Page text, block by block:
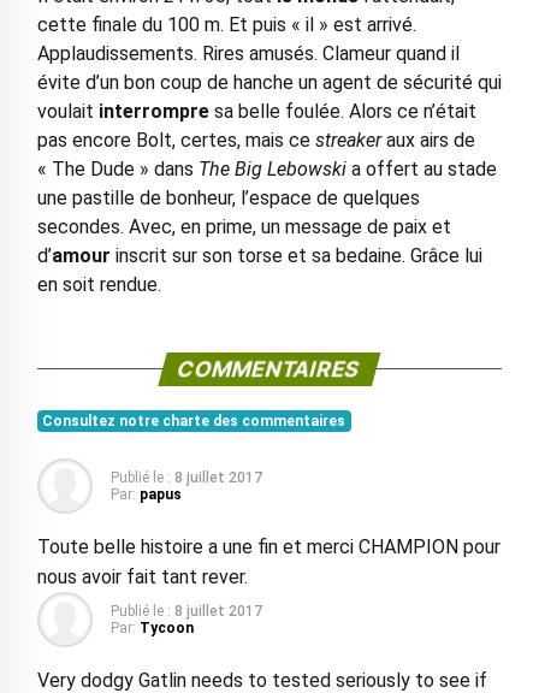
cette finale du 100 m. Et puis « il » est arrivé.
Applaudissements. Rires amusés. Clameur quand il
évite d’un bon coup de hanche un agent de sécurité qui
voulait interrompresa belle foulée. Alors ce n’était
pas encore Bolt, certes, mais ce streakeraux airs de
« The Dude » dans The Big Lebowskia offert au stade
une pastille de bonheur, l’espace de quelques
secondes. Avec, en prime, un message de paix et
d’amour inscrit sur son torse et sa bedaine. Grâce lui
en soit rendue.
COMMENTAIRES
Consultez notre charte des commentaires
Publié le : 8 juillet 2017
Par: papus
Toute belle histoire a une fin et merci CHAMPION pour
nous avoir fait tant rever.
Publié le : 8 juillet 2017
Par: Tycoon
Very dodgy Gatlin needs to tested seriously to see if